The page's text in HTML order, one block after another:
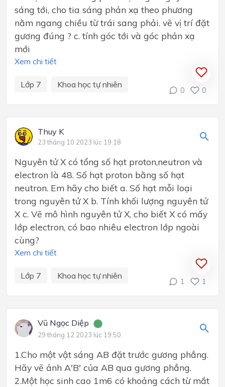
sáng tới, cho tia sáng phản xạ theo phương
nằm ngang chiều từ trái sang phải. vẽ vị trí đặt
gương đúng ? c. tính góc tới và góc phản xạ
mới
Xem chi tiết
Lớp 7 Khoa học tự nhiên
0 0
Thuy K
23 tháng 10 2023 lúc 19:18
Nguyên tử X có tổng số hạt proton,neutron và
electron là 48. Số hạt proton bằng số hạt
neutron. Em hãy cho biết a. Số hạt mỗi loại
trong nguyên tử X b. Tính khối lượng nguyên tử
X c. Vẽ mô hình nguyên tử X, cho biết X có mấy
lớp electron, có bao nhiêu electron lớp ngoài
cùng?
Xem chi tiết
Lớp 7 Khoa học tự nhiên
1 1
Vũ Ngọc Diệp
29 tháng 12 2023 lúc 19:50
1.Cho một vật sáng AB đặt trước gương phẳng.
Hãy vẽ ảnh A'B' của AB qua gương phẳng.
2.Một học sinh cao 1m6 có khoảng cách từ mắt